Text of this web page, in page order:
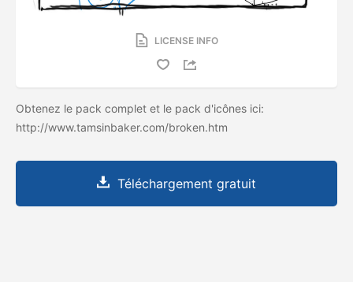
LICENSE INFO
Obtenez le pack complet et le pack d'icônes ici:
http://www.tamsinbaker.com/broken.htm
Téléchargement gratuit